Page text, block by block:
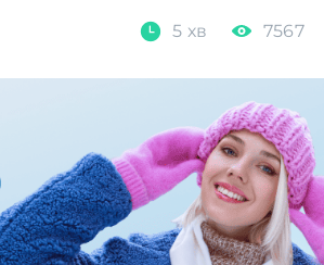
5 хв 7567